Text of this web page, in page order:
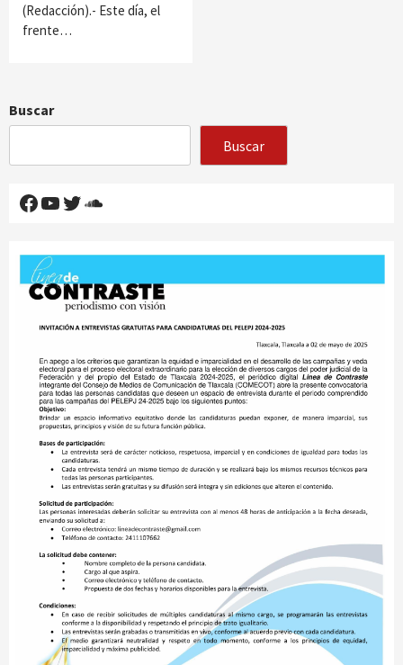
(Redacción).- Este día, el
frente…
Buscar
Buscar
Facebook
YouTube
Twitter
SoundCloud